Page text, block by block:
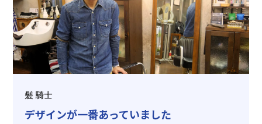
髪 騎士
デザインが一番あっていました